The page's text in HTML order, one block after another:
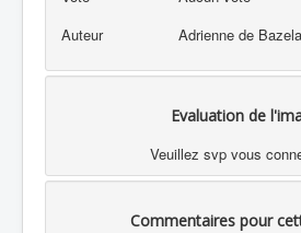
Auteur
Adrienne de
Evaluation de
Veuillez svp vous
Commentaires pour